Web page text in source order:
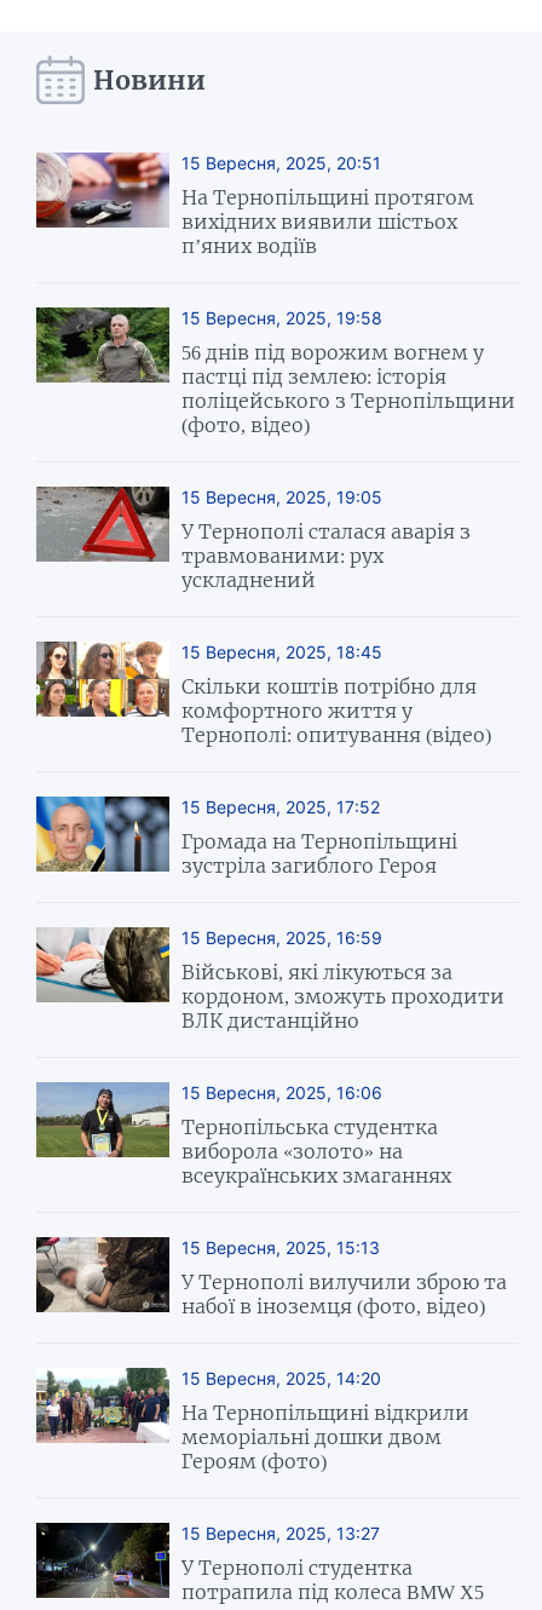
Новини
15 Вересня, 2025, 20:51
На Тернопільщині протягом
вихідних виявили шістьох
п’яних водіїв
15 Вересня, 2025, 19:58
56 днів під ворожим вогнем у
пастці під землею: історія
поліцейського з Тернопільщини
(фото, відео)
15 Вересня, 2025, 19:05
У Тернополі сталася аварія з
травмованими: рух
ускладнений
15 Вересня, 2025, 18:45
Скільки коштів потрібно для
комфортного життя у
Тернополі: опитування (відео)
15 Вересня, 2025, 17:52
Громада на Тернопільщині
зустріла загиблого Героя
15 Вересня, 2025, 16:59
Військові, які лікуються за
кордоном, зможуть проходити
ВЛК дистанційно
15 Вересня, 2025, 16:06
Тернопільська студентка
виборола «золото» на
всеукраїнських змаганнях
15 Вересня, 2025, 15:13
У Тернополі вилучили зброю та
набої в іноземця (фото, відео)
15 Вересня, 2025, 14:20
На Тернопільщині відкрили
меморіальні дошки двом
Героям (фото)
15 Вересня, 2025, 13:27
У Тернополі студентка
потрапила під колеса BMW X5